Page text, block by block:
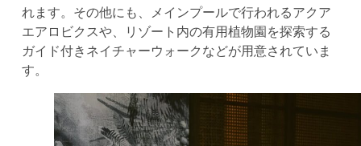
れます。その他にも、メインプールで行われるアクア
エアロビクスや、リゾート内の有用植物園を探索する
ガイド付きネイチャーウォークなどが用意されていま
す。